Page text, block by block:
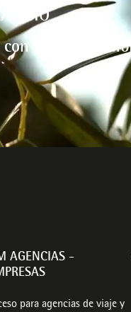
con el medio
AGENCIAS -
para agencias de viaje y